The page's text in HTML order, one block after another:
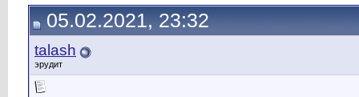
05.02.2021, 23:32
talash
эрудит